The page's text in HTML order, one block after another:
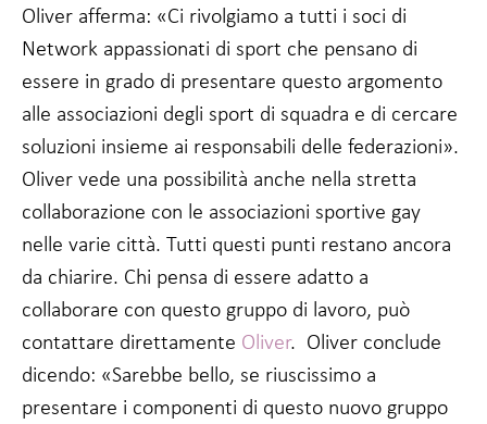
Oliver afferma: «Ci rivolgiamo a tutti i soci di
Network appassionati di sport che pensano di
essere in grado di presentare questo argomento
alle associazioni degli sport di squadra e di cercare
soluzioni insieme ai responsabili delle federazioni».
Oliver vede una possibilità anche nella stretta
collaborazione con le associazioni sportive gay
nelle varie città. Tutti questi punti restano ancora
da chiarire. Chi pensa di essere adatto a
collaborare con questo gruppo di lavoro, può
contattare direttamente Oliver. Oliver conclude
dicendo: «Sarebbe bello, se riuscissimo a
presentare i componenti di questo nuovo gruppo
Marketing
Condividendo i
vostri interessi
e
comportamenti
quando visitate
il nostro sito,
aumentate le
possibilità di
vedere
offerte
personalizzate.